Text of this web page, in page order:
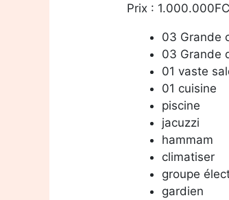
Prix :
03 Grande
03 Grande
01 vaste
01 cuisine
piscine
jacuzzi
hammam
climatiser
groupe
gardien